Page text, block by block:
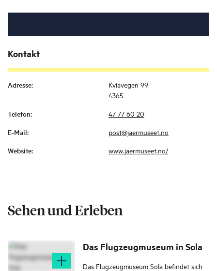
Kontakt
Adresse:
Kviavegen 99
4365
Telefon: 47 77 60 20
E-Mail: post@jaermuseet.no
Website: www.jaermuseet.no/
Sehen und Erleben
Das Flugzeugmuseum in Sola
Das Flugzeugmuseum Sola befindet sich